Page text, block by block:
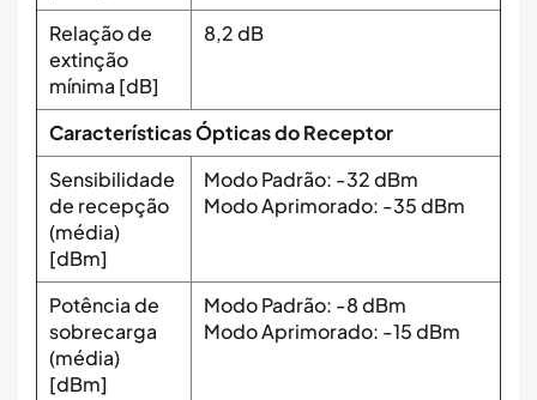
Relação de
extinção
mínima [dB]
8,2 dB
Características Ópticas do Receptor
Sensibilidade
de recepção
(média)
[dBm]
Modo Padrão: -32 dBm
Modo Aprimorado: -35 dBm
Potência de
sobrecarga
(média)
[dBm]
Modo Padrão: -8 dBm
Modo Aprimorado: -15 dBm